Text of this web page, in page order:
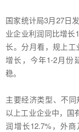
国家统计局3月27日
业企业利润同比增长
长。分月看，规上
增长，今年1-2月份
稳。
主要经济类型、不
以上工业企业中，国
润增长12.7%，外商